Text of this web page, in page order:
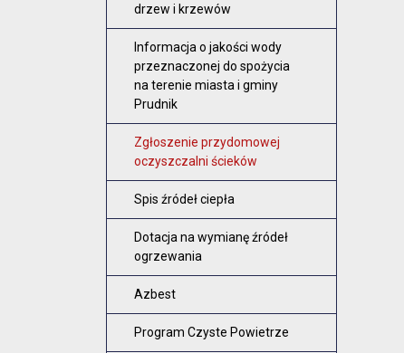
drzew i krzewów
Informacja o jakości wody
przeznaczonej do spożycia
na terenie miasta i gminy
Prudnik
Zgłoszenie przydomowej
oczyszczalni ścieków
Spis źródeł ciepła
Dotacja na wymianę źródeł
ogrzewania
Azbest
Program Czyste Powietrze